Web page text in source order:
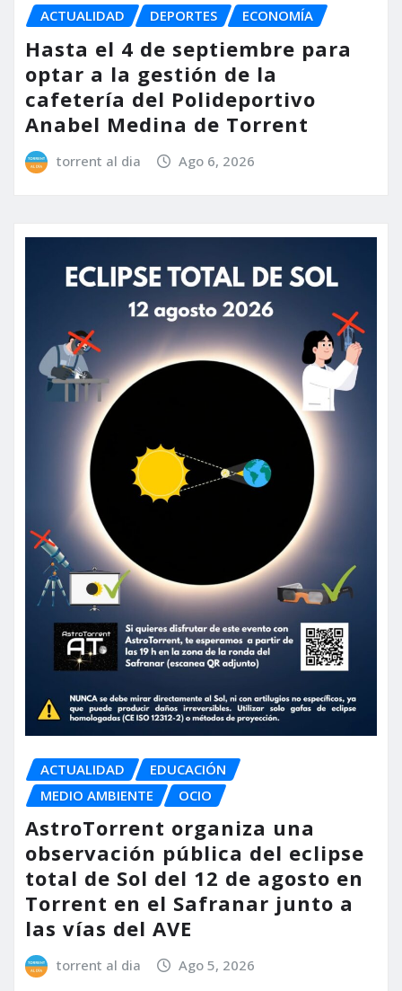
ACTUALIDAD DEPORTES ECONOMÍA
Hasta el 4 de septiembre para
optar a la gestión de la
cafetería del Polideportivo
Anabel Medina de Torrent
torrent al dia Ago 6, 2026
ACTUALIDAD
EDUCACIÓN
MEDIO AMBIENTE
OCIO
AstroTorrent organiza una
observación pública del eclipse
total de Sol del 12 de agosto en
Torrent en el Safranar junto a
las vías del AVE
torrent al dia Ago 5, 2026